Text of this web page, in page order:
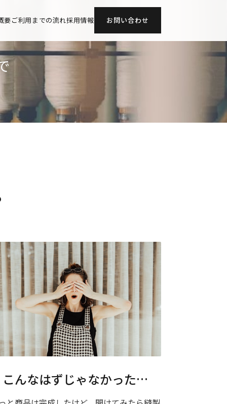
要ご利用までの流れ採用情報 お問い合わせ
こんなはずじゃなかった…